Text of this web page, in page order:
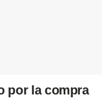
por la compra